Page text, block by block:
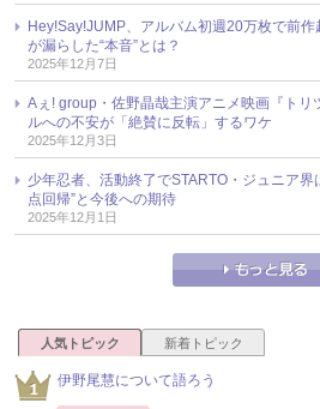
Hey!Say!JUMP、アルバム初週20万枚で前
が漏らした“本音”とは？
2025年12月7日
Aぇ! group・佐野晶哉主演アニメ映画『トリ
ルへの不安が「絶賛に反転」するワケ
2025年12月3日
少年忍者、活動終了でSTARTO・ジュニア
点回帰”と今後への期待
2025年12月1日
人気トピック 新着トピック
伊野尾慧について語ろう